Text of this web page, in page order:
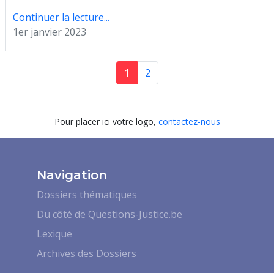
Continuer la lecture...
1er janvier 2023
1 2
Pour placer ici votre logo, contactez-nous
Navigation
Dossiers thématiques
Du côté de Questions-Justice.be
Lexique
Archives des Dossiers